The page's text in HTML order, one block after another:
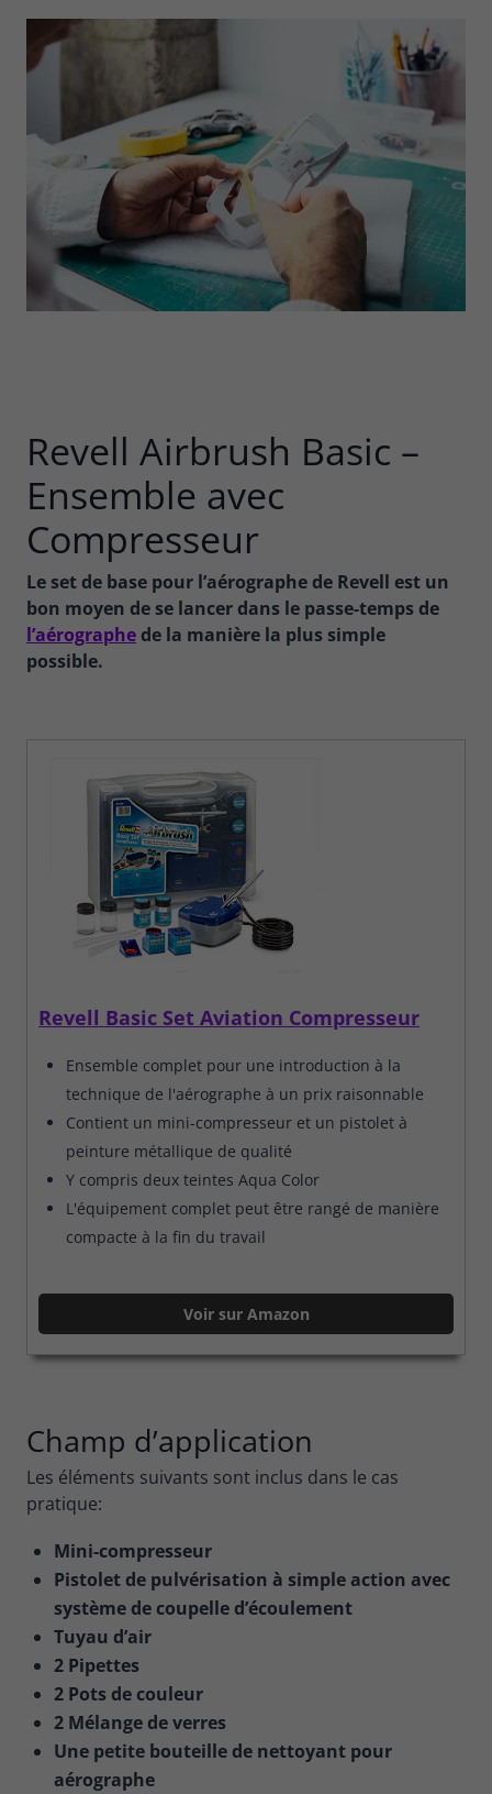
Revell Airbrush Basic –
Ensemble avec
Compresseur
Le set de base pour l’aérographe de Revell est un
bon moyen de se lancer dans le passe-temps de
l’aérographe de la manière la plus simple
possible.
Revell Basic Set Aviation Compresseur
Ensemble complet pour une introduction à la
technique de l'aérographe à un prix raisonnable
Contient un mini-compresseur et un pistolet à
peinture métallique de qualité
Y compris deux teintes Aqua Color
L'équipement complet peut être rangé de manière
compacte à la fin du travail
Voir sur Amazon
Champ d’application
Les éléments suivants sont inclus dans le cas
pratique:
Mini-compresseur
Pistolet de pulvérisation à simple action avec
système de coupelle d’écoulement
Tuyau d’air
2 Pipettes
2 Pots de couleur
2 Mélange de verres
Une petite bouteille de nettoyant pour
aérographe